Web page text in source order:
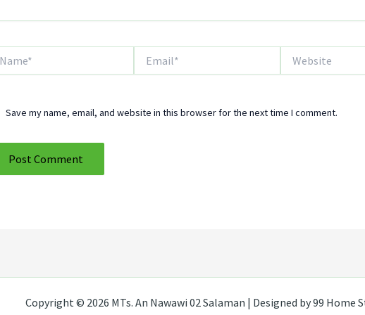
Save my name, email, and website in this browser for the next time I comment.
Copyright © 2026 MTs. An Nawawi 02 Salaman | Designed by 99 Home